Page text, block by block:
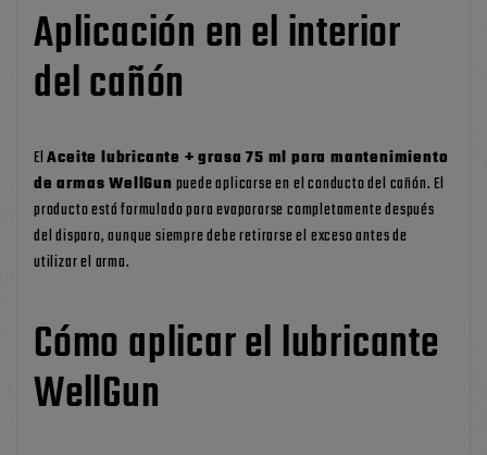
Aplicación en el interior
del cañón
ElAceite lubricante + grasa 75 ml para mantenimiento
de armas WellGunpuede aplicarse en el conducto del cañón. El
producto está formulado para evaporarse completamente después
del disparo, aunque siempre debe retirarse el exceso antes de
utilizar el arma.
Cómo aplicar el lubricante
WellGun